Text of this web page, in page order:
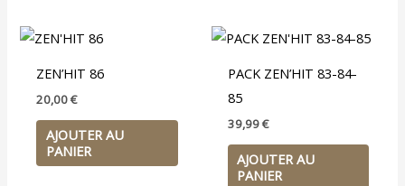
ZEN’HIT 86
20,00€
AJOUTER AU
PANIER
PACK ZEN’HIT 83-84-
85
39,99€
AJOUTER AU
PANIER